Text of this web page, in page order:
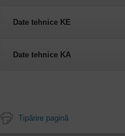
Date tehnice KE
Date tehnice KA
Tipărire pagină